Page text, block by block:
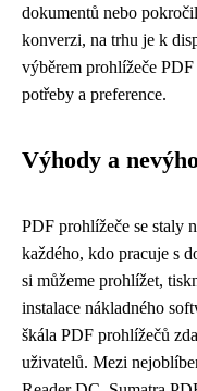
dokumentů nebo
konverzi, na trhu je k
výběrem prohlížeče
potřeby a preference.
Výhody a
PDF prohlížeče se staly
každého, kdo pracuje s
si můžeme prohlížet,
instalace nákladného
škála PDF prohlížečů
uživatelů. Mezi